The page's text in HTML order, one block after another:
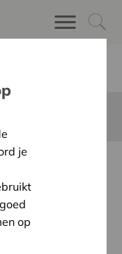
het Nederlands
samenleving
je
op